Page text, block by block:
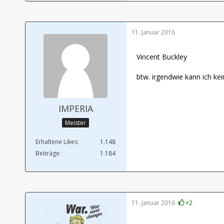
IMPERIA
Meister
Erhaltene Likes
1.148
Beiträge
1.184
11. Januar 2016
Vincent Buckley
btw. irgendwie kann ich
11. Januar 2016 +2